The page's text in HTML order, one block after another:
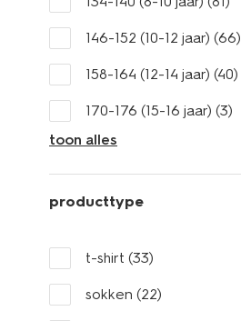
146-152 (10-12 jaar) (66)
158-164 (12-14 jaar) (40)
170-176 (15-16 jaar) (3)
toon alles
producttype
t-shirt (33)
sokken (22)